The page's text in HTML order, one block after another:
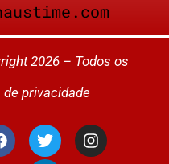
2026 – Todos os
privacidade